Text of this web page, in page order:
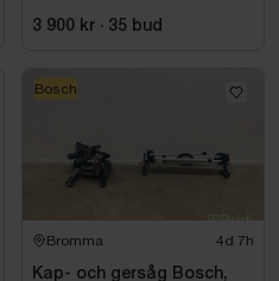
3 900 kr · 35 bud
Bromma 4d 7h
Kap- och gersåg Bosch,
Bosch